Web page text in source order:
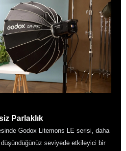
Parlaklık
Godox Litemons LE serisi, daha
düşündüğünüz seviyede etkileyici bir